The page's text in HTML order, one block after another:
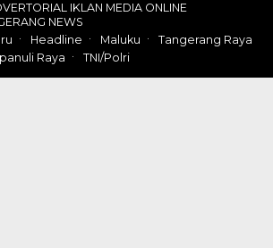
IKLAN MEDIA ONLINE
NEWS
Headline Maluku
Tangerang Raya
Raya
TNI/Polri